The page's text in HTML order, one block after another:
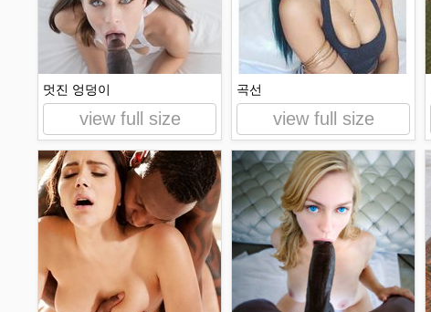
멋진 엉덩이
view full size
곡선
view full size